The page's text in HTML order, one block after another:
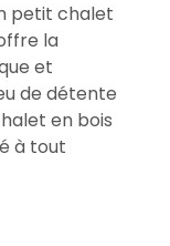
petit chalet
la
et
de détente
en bois
à tout